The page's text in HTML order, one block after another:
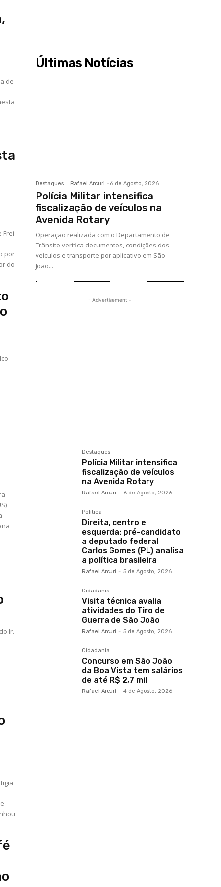
Frei
por
do
Ir.
Últimas Notícias
Destaques Rafael Arcuri - 6 de Agosto, 2026
Polícia Militar intensifica
fiscalização de veículos na
Avenida Rotary
Operação realizada com o Departamento de
Trânsito verifica documentos, condições dos
veículos e transporte por aplicativo em São
João...
- Advertisement -
Destaques
Polícia Militar intensifica
fiscalização de veículos
na Avenida Rotary
Rafael Arcuri - 6 de Agosto, 2026
Política
Direita, centro e
esquerda: pré-candidato
a deputado federal
Carlos Gomes (PL) analisa
a política brasileira
Rafael Arcuri - 5 de Agosto, 2026
Cidadania
Visita técnica avalia
atividades do Tiro de
Guerra de São João
Rafael Arcuri - 5 de Agosto, 2026
Cidadania
Concurso em São João
da Boa Vista tem salários
de até R$ 2,7 mil
Rafael Arcuri - 4 de Agosto, 2026